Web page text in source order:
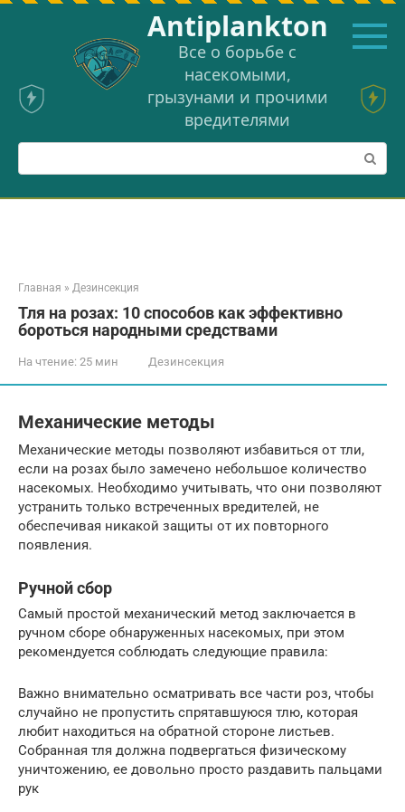
Перейти
Аntiplankton
Все о борьбе с
насекомыми,
грызунами и прочими
вредителями
Поиск:
Главная » Дезинсекция
Тля на розах: 10 способов как эффективно
бороться народными средствами
На чтение: 25 мин Дезинсекция
Механические методы
Механические методы позволяют избавиться от тли,
если на розах было замечено небольшое количество
насекомых. Необходимо учитывать, что они позволяют
устранить только встреченных вредителей, не
обеспечивая никакой защиты от их повторного
появления.
Ручной сбор
Самый простой механический метод заключается в
ручном сборе обнаруженных насекомых, при этом
рекомендуется соблюдать следующие правила:
Важно внимательно осматривать все части роз, чтобы
случайно не пропустить спрятавшуюся тлю, которая
любит находиться на обратной стороне листьев.
Собранная тля должна подвергаться физическому
уничтожению, ее довольно просто раздавить пальцами
рук